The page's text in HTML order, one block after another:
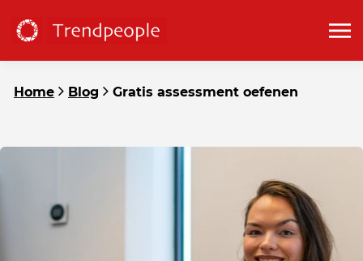
Home Blog Gratis assessment oefenen